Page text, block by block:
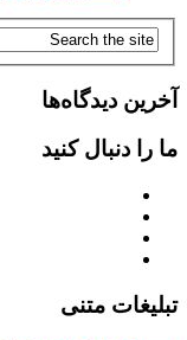
آخرین دیدگاه‌ها
ما را دنبال کنید
تبلیغات متنی